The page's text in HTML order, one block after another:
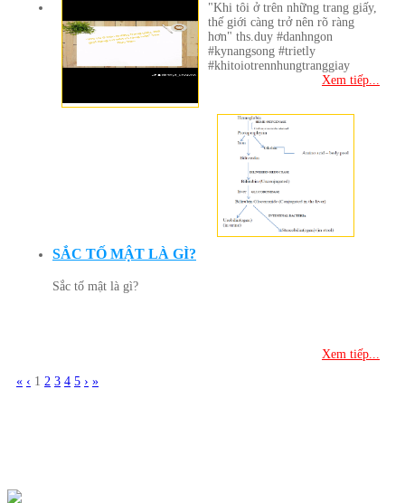
"Khi tôi ở trên những trang giấy,
thế giới càng trở nên rõ ràng
hơn" ths.duy #danhngon
#kynangsong #trietly
#khitoiotrennhungtranggiay
Xem tiếp...
SẮC TỐ MẬT LÀ GÌ?
Sắc tố mật là gì?
Xem tiếp...
« ‹ 1 2 3 4 5 › »